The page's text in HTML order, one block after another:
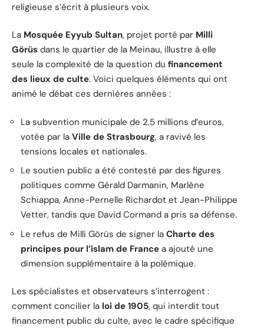
religieuse s’écrit à plusieurs voix.
La Mosquée Eyyub Sultan, projet porté par Milli
Görüs dans le quartier de la Meinau, illustre à elle
seule la complexité de la question du financement
des lieux de culte. Voici quelques éléments qui ont
animé le débat ces dernières années :
La subvention municipale de 2,5 millions d’euros,
votée par la Ville de Strasbourg, a ravivé les
tensions locales et nationales.
Le soutien public a été contesté par des figures
politiques comme Gérald Darmanin, Marlène
Schiappa, Anne-Pernelle Richardot et Jean-Philippe
Vetter, tandis que David Cormand a pris sa défense.
Le refus de Milli Görüs de signer la Charte des
principes pour l’islam de France a ajouté une
dimension supplémentaire à la polémique.
Les spécialistes et observateurs s’interrogent :
comment concilier la loi de 1905, qui interdit tout
financement public du culte, avec le cadre spécifique